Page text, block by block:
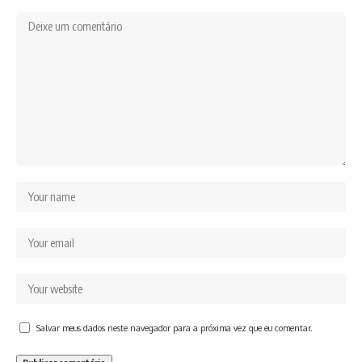
Salvar meus dados neste navegador para a próxima vez que eu comentar.